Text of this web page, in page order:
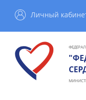
Личный